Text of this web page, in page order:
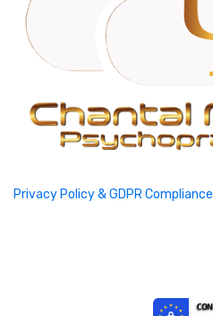
Privacy Policy & GDPR Compliance